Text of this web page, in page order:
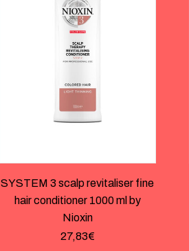
SYSTEM 3 scalp revitaliser fine
hair conditioner 1000 ml by
Nioxin
27,83€